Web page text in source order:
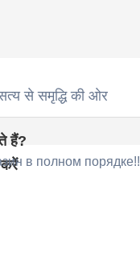
से समृद्धि की ओर
हैं?
करें в полном